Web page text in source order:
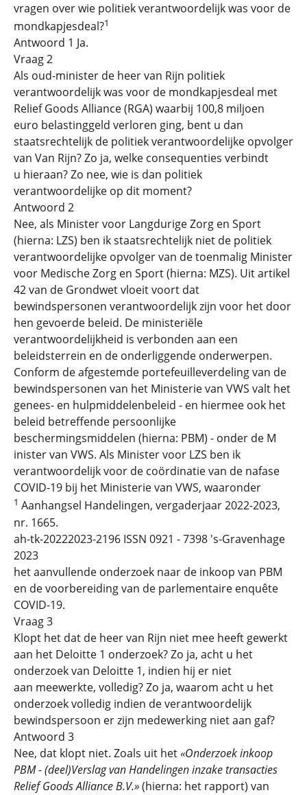
vragen over wie politiek verantwoordelijk was voor de
mondkapjesdeal?1
Antwoord 1 Ja.
Vraag 2
Als oud-minister de heer van Rijn politiek
verantwoordelijk was voor de mondkapjesdeal met
Relief Goods Alliance (RGA) waarbij 100,8 miljoen
euro belastinggeld verloren ging, bent u dan
staatsrechtelijk de politiek verantwoordelijke opvolger
van Van Rijn? Zo ja, welke consequenties verbindt
u hieraan? Zo nee, wie is dan politiek
verantwoordelijke op dit moment?
Antwoord 2
Nee, als Minister voor Langdurige Zorg en Sport
(hierna: LZS) ben ik staatsrechtelijk niet de politiek
verantwoordelijke opvolger van de toenmalig Minister
voor Medische Zorg en Sport (hierna: MZS). Uit artikel
42 van de Grondwet vloeit voort dat
bewindspersonen verantwoordelijk zijn voor het door
hen gevoerde beleid. De ministeriële
verantwoordelijkheid is verbonden aan een
beleidsterrein en de onderliggende onderwerpen.
Conform de afgestemde portefeuilleverdeling van de
bewindspersonen van het Ministerie van VWS valt het
genees- en hulpmiddelenbeleid - en hiermee ook het
beleid betreffende persoonlijke
beschermingsmiddelen (hierna: PBM) - onder de M
inister van VWS. Als Minister voor LZS ben ik
verantwoordelijk voor de coördinatie van de nafase
COVID-19 bij het Ministerie van VWS, waaronder
1 Aanhangsel Handelingen, vergaderjaar 2022-2023,
nr. 1665.
ah-tk-20222023-2196 ISSN 0921 - 7398 's-Gravenhage
2023
het aanvullende onderzoek naar de inkoop van PBM
en de voorbereiding van de parlementaire enquête
COVID-19.
Vraag 3
Klopt het dat de heer van Rijn niet mee heeft gewerkt
aan het Deloitte 1 onderzoek? Zo ja, acht u het
onderzoek van Deloitte 1, indien hij er niet
aan meewerkte, volledig? Zo ja, waarom acht u het
onderzoek volledig indien de verantwoordelijk
bewindspersoon er zijn medewerking niet aan gaf?
Antwoord 3
Nee, dat klopt niet. Zoals uit het«Onderzoek inkoop
PBM - (deel)Verslag van Handelingen inzake transacties
Relief Goods Alliance B.V.»(hierna: het rapport) van